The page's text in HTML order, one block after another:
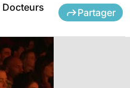
Partager